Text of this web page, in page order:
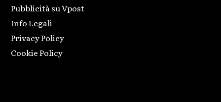
Pubblicità su Vpost
Info Legali
Privacy Policy
Cookie Policy